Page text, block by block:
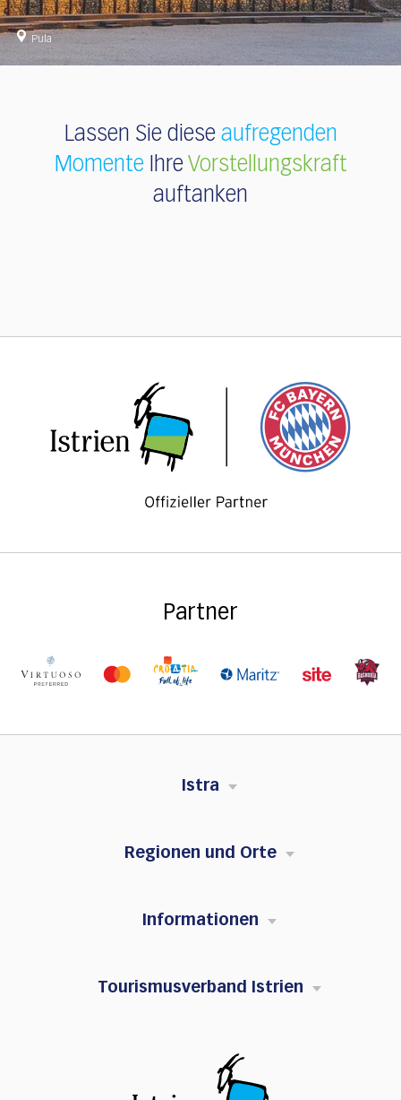
Pula
Lassen Sie diese aufregenden
MomenteIhre Vorstellungskraft
auftanken
Partner
Istra
Regionen und Orte
Informationen
Tourismusverband Istrien